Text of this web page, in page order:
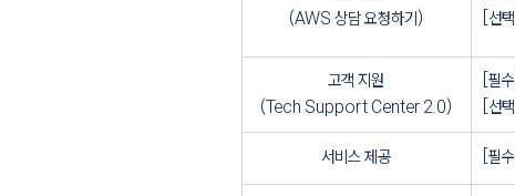
(AWS 상담 요청하기)
[선
고객 지원
(Tech Support Center 2.0)
[필
[선
서비스 제공 [필